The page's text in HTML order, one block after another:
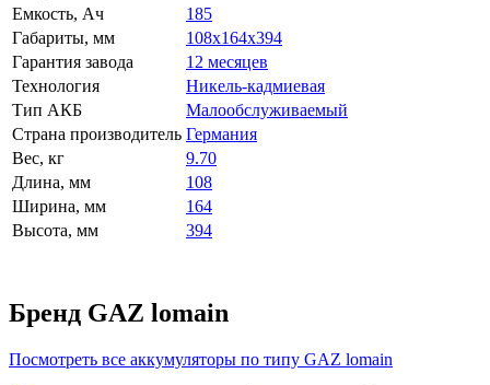
Емкость, Ач
185
Габариты, мм
108x164x394
Гарантия завода
12 месяцев
Технология
Никель-кадмиевая
Тип АКБ
Малообслуживаемый
Страна производитель Германия
Вес, кг
9.70
Длина, мм
108
Ширина, мм
164
Высота, мм
394
Бренд GAZ lomain
Посмотреть все аккумуляторы по типу GAZ lomain